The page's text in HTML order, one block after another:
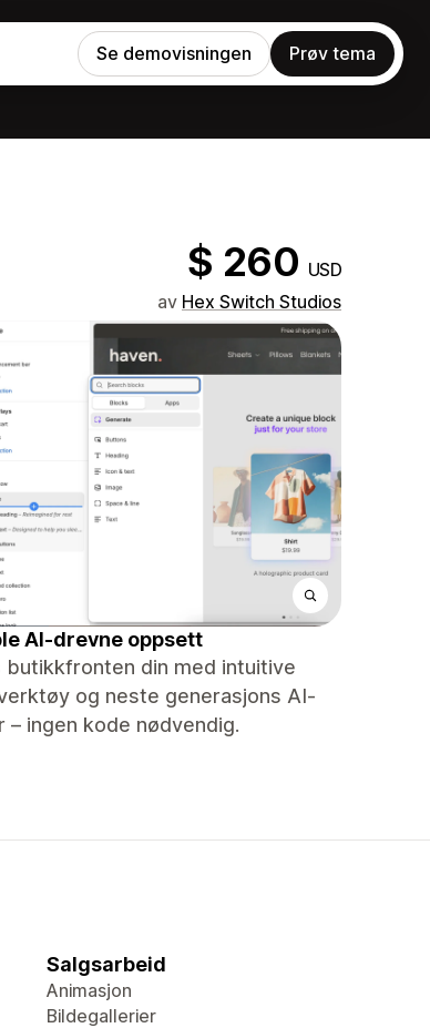
Se demovisningen Prøv tema
$ 260 USD
av Hex Switch Studios
AI-drevne oppsett
butikkfronten din med intuitive
og neste generasjons AI-
– ingen kode nødvendig.
Salgsarbeid
Animasjon
Bildegallerier